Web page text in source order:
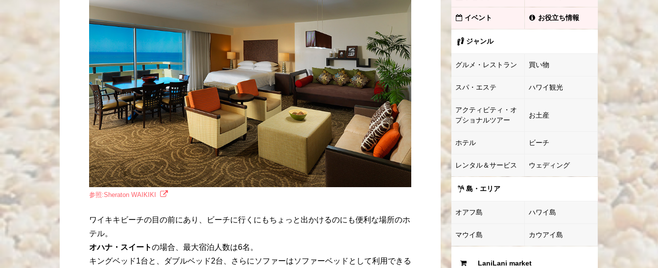
参照:Sheraton WAIKIKI
ワイキキビーチの目の前にあり、ビーチに行くにもちょっと出かけるのにも便利な場所のホ
テル。
オハナ・スイートの場合、最大宿泊人数は6名。
キングベッド1台と、ダブルベッド2台、さらにソファーはソファーベッドとして利用できる
イベント お役立ち情報
ジャンル
グルメ・レストラン 買い物
スパ・エステ ハワイ観光
アクティビティ・オ
プショナルツアー
お土産
ホテル ビーチ
レンタル＆サービス ウェディング
島・エリア
オアフ島 ハワイ島
マウイ島 カウアイ島
LaniLani market